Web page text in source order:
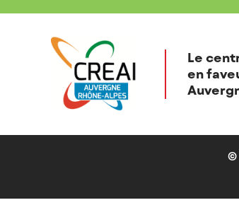
Le
en
©